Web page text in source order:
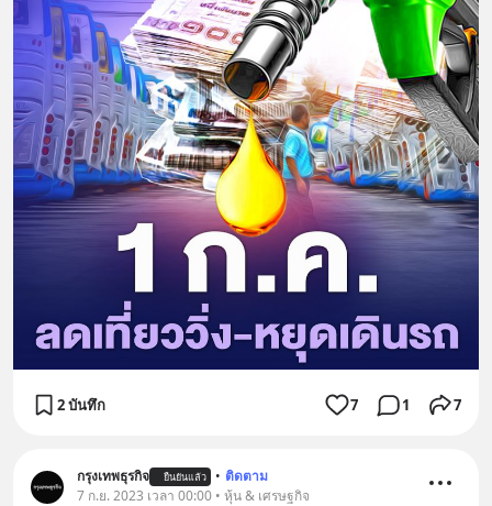
2 บันทึก 7 1 7
กรุงเทพธุรกิจ ยืนยันแล้ว • ติดตาม
7 ก.ย. 2023 เวลา 00:00 • หุ้น & เศรษฐกิจ